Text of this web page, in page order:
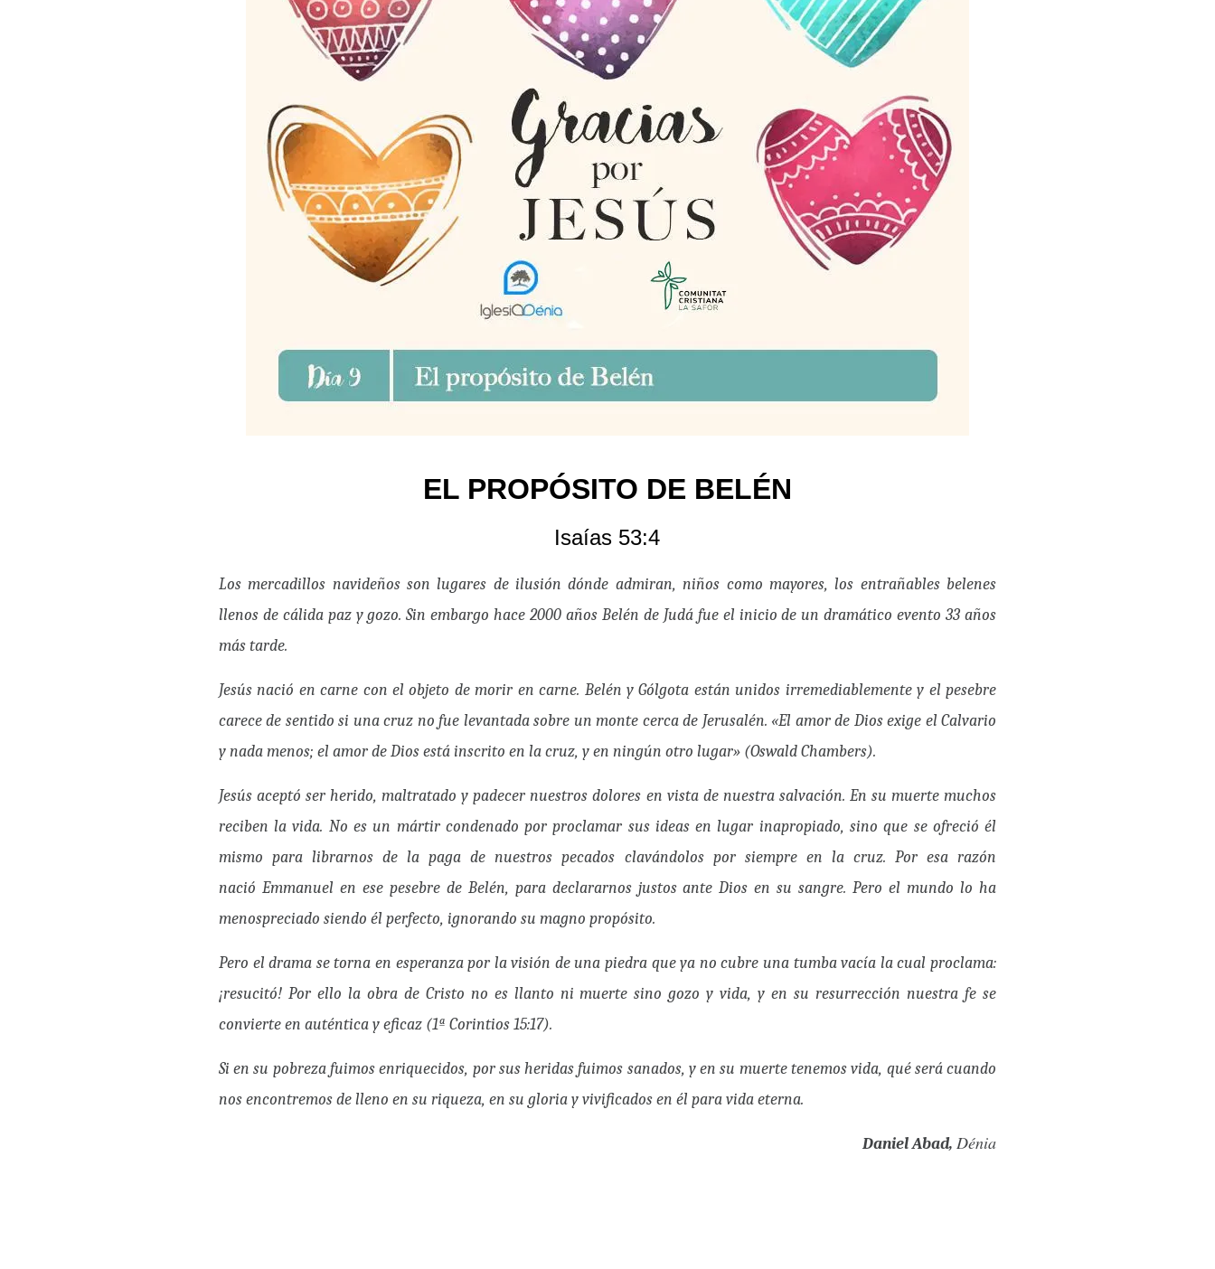
EL PROPÓSITO DE BELÉN
Isaías 53:4
Los mercadillos navideños son lugares de ilusión dónde admiran, niños como mayores, los entrañables belenes
llenos de cálida paz y gozo. Sin embargo hace 2000 años Belén de Judá fue el inicio de un dramático evento 33 años
más tarde.
Jesús nació en carne con el objeto de morir en carne. Belén y Gólgota están unidos irremediablemente y el pesebre
carece de sentido si una cruz no fue levantada sobre un monte cerca de Jerusalén. «El amor de Dios exige el Calvario
y nada menos; el amor de Dios está inscrito en la cruz, y en ningún otro lugar» (Oswald Chambers).
Jesús aceptó ser herido, maltratado y padecer nuestros dolores en vista de nuestra salvación. En su muerte muchos
reciben la vida. No es un mártir condenado por proclamar sus ideas en lugar inapropiado, sino que se ofreció él
mismo para librarnos de la paga de nuestros pecados clavándolos por siempre en la cruz. Por esa razón
nació Emmanuel en ese pesebre de Belén, para declararnos justos ante Dios en su sangre. Pero el mundo lo ha
menospreciado siendo él perfecto, ignorando su magno propósito.
Pero el drama se torna en esperanza por la visión de una piedra que ya no cubre una tumba vacía la cual proclama:
¡resucitó! Por ello la obra de Cristo no es llanto ni muerte sino gozo y vida, y en su resurrección nuestra fe se
convierte en auténtica y eficaz (1ª Corintios 15:17).
Si en su pobreza fuimos enriquecidos, por sus heridas fuimos sanados, y en su muerte tenemos vida, qué será cuando
nos encontremos de lleno en su riqueza, en su gloria y vivificados en él para vida eterna.
Daniel Abad,Dénia